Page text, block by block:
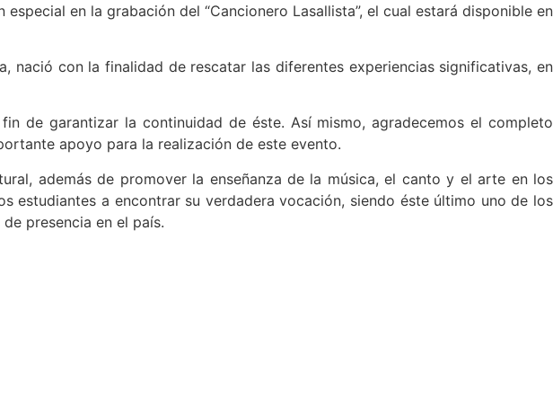
en la grabación del “Cancionero Lasallista”, el cual estará disponible en
nació con la finalidad de rescatar las diferentes experiencias significativas, en
de garantizar la continuidad de éste. Así mismo, agradecemos el completo
apoyo para la realización de este evento.
además de promover la enseñanza de la música, el canto y el arte en los
estudiantes a encontrar su verdadera vocación, siendo éste último uno de los
presencia en el país.